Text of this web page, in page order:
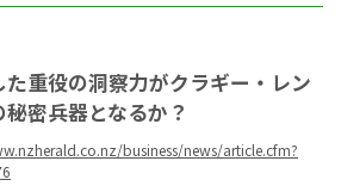
重役の洞察力がクラギー・レン
密兵器となるか？
business/news/article.cfm?